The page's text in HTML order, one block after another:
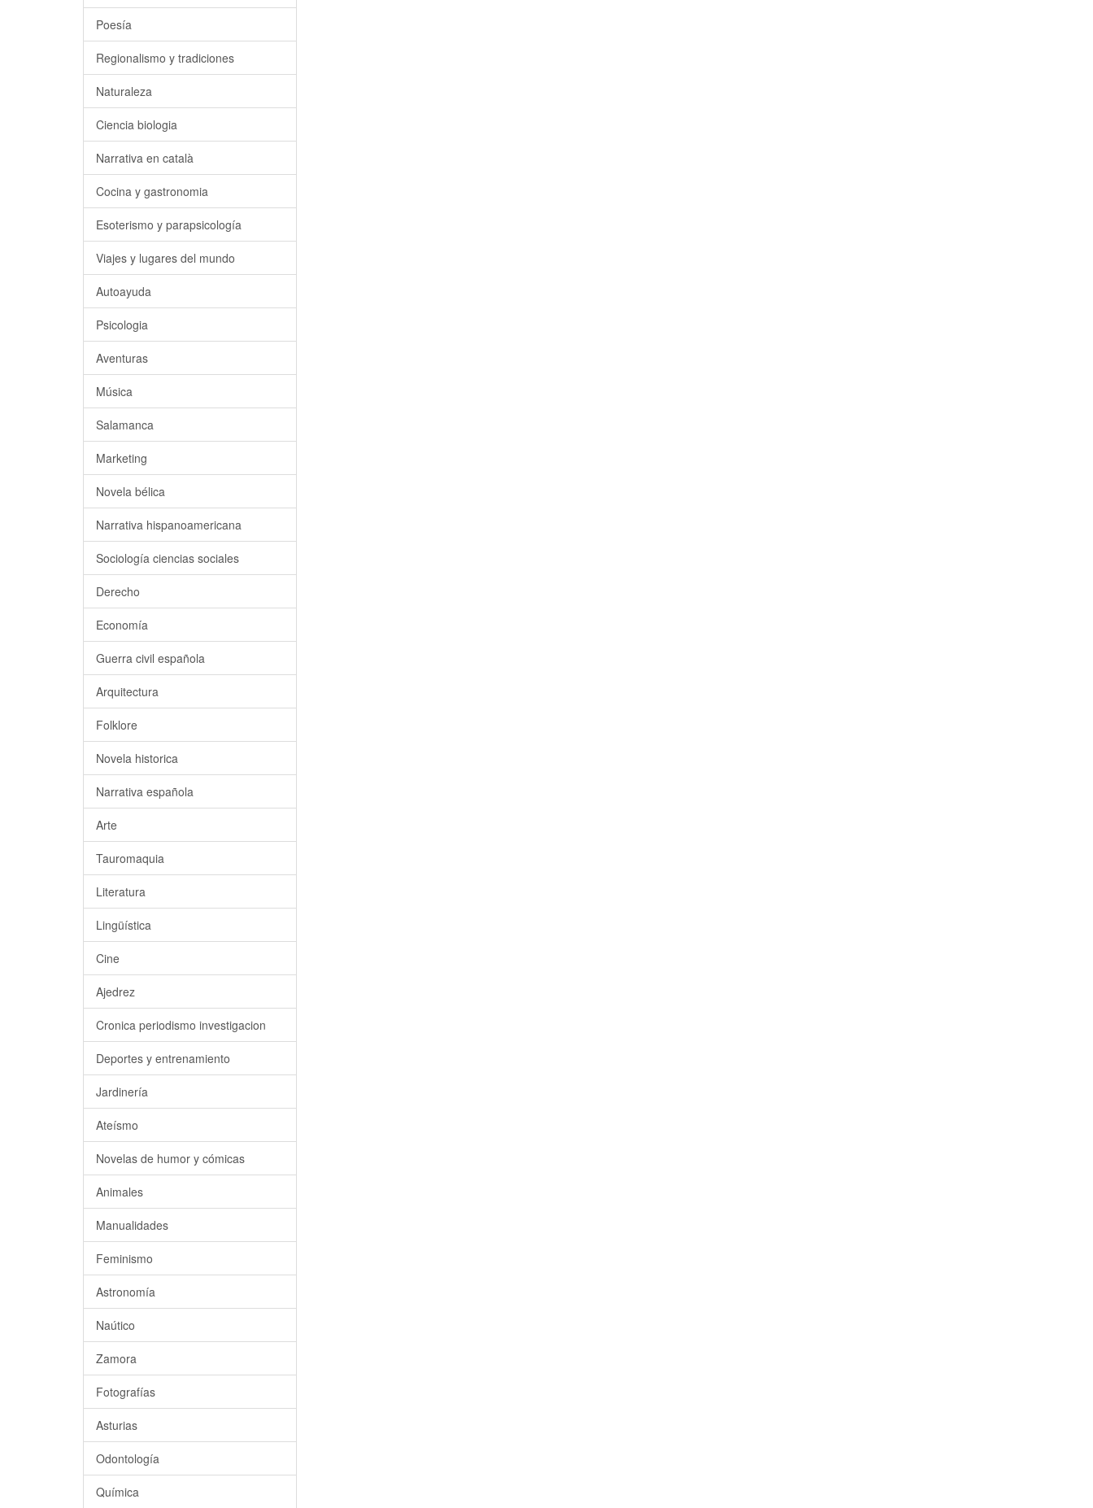
Poesía
Regionalismo y tradiciones
Naturaleza
Ciencia biologia
Narrativa en català
Cocina y gastronomia
Esoterismo y parapsicología
Viajes y lugares del mundo
Autoayuda
Psicologia
Aventuras
Música
Salamanca
Marketing
Novela bélica
Narrativa hispanoamericana
Sociología ciencias sociales
Derecho
Economía
Guerra civil española
Arquitectura
Folklore
Novela historica
Narrativa española
Arte
Tauromaquia
Literatura
Lingüística
Cine
Ajedrez
Cronica periodismo investigacion
Deportes y entrenamiento
Jardinería
Ateísmo
Novelas de humor y cómicas
Animales
Manualidades
Feminismo
Astronomía
Naútico
Zamora
Fotografías
Asturias
Odontología
Química